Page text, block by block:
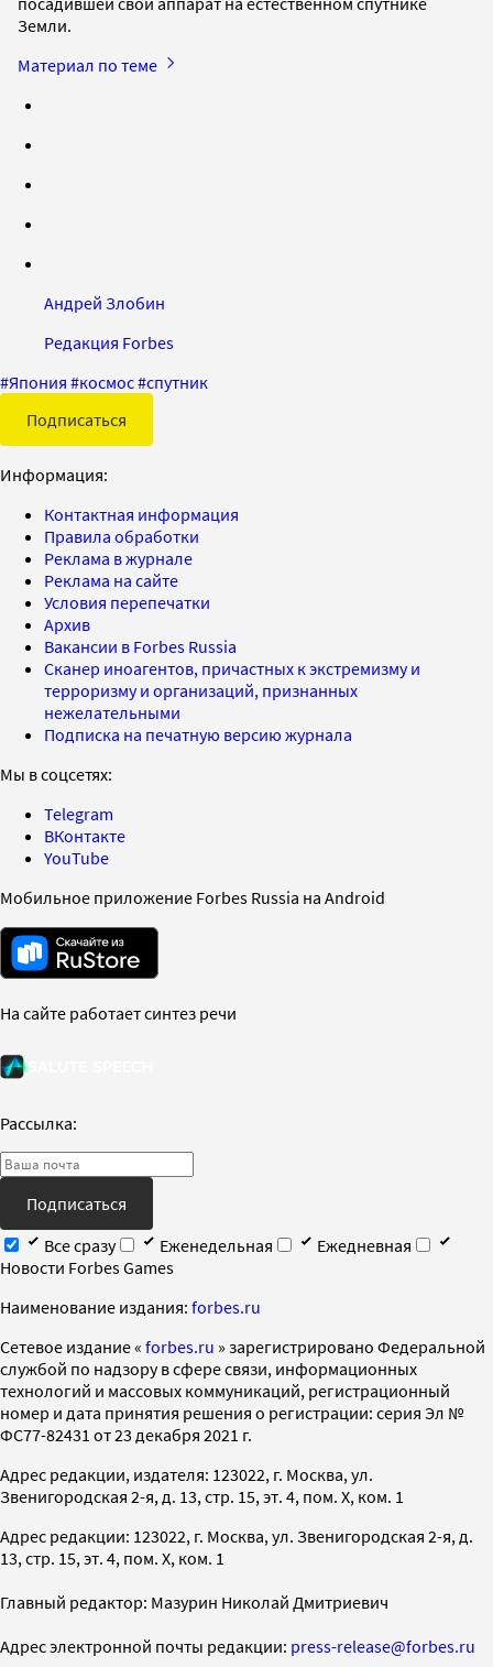
Земли.
Материал по теме
Андрей Злобин
Редакция Forbes
#Япония #космос#спутник
Подписаться
Информация:
Контактная информация
Правила обработки
Реклама в журнале
Реклама на сайте
Условия перепечатки
Архив
Вакансии в Forbes Russia
Сканер иноагентов, причастных к экстремизму и
терроризму и организаций, признанных
нежелательными
Подписка на печатную версию журнала
Мы в соцсетях:
Telegram
ВКонтакте
YouTube
Мобильное приложение Forbes Russia на Android
На сайте работает синтез речи
Рассылка:
Подписаться
Все сразу
Еженедельная
Ежедневная
Новости Forbes Games
Наименование издания: forbes.ru
Cетевое издание « forbes.ru » зарегистрировано Федеральной
службой по надзору в сфере связи, информационных
технологий и массовых коммуникаций, регистрационный
номер и дата принятия решения о регистрации: серия Эл №
ФС77-82431 от 23 декабря 2021 г.
Адрес редакции, издателя: 123022, г. Москва, ул.
Звенигородская 2-я, д. 13, стр. 15, эт. 4, пом. X, ком. 1
Адрес редакции: 123022, г. Москва, ул. Звенигородская 2-я, д.
13, стр. 15, эт. 4, пом. X, ком. 1
Главный редактор: Мазурин Николай Дмитриевич
Адрес электронной почты редакции: press-release@forbes.ru